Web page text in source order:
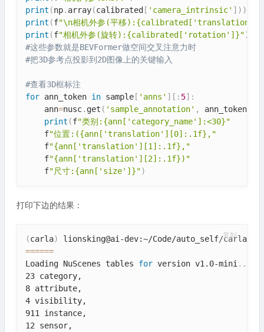
print (np. array(calibrated [ 'camera_intrinsic' ] ) )
print (f"\n相机外参(平移
print (f"相机外参(旋转):{calibrated['rotation']}")
#这些参数就是BEVFormer做空间交叉注意力时
#把3D参考点投影到2D图像上的关键输入
#查看3D框标注
for ann_token in sample [ 'anns' ] [ : 5] :
    ann
=nusc. get ( 'sample_annotation' , ann_token
print (f"类别:{ann['category_name']:<30}"
    f
"位置:({ann['translation'][0]:.1f},"
    f
"{ann['translation'][1]:.1f},"
    f
"{ann['translation'][2]:.1f})"
    f
"尺寸:{ann['size']}")
打印下边的结果：
(carla)
======
Loading NuScenes tables for version v1.0-mini ..
23 category,
8 attribute,
4 visibility,
911 instance,
12 sensor,
复制